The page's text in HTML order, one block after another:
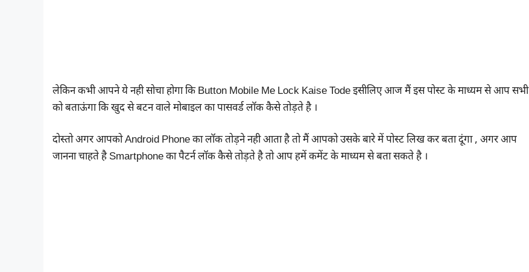
लेकिन कभी आपने ये नही सोचा होगा कि Button Mobile Me Lock Kaise Tode इसीलिए आज मैं इस पोस्ट के माध्यम से आप सभी
को बताऊंगा कि खुद से बटन वाले मोबाइल का पासवर्ड लॉक कैसे तोड़ते है ।
दोस्तो अगर आपको Android Phone का लॉक तोड़ने नही आता है तो मैं आपको उसके बारे में पोस्ट लिख कर बता दूंगा , अगर आप
जानना चाहते है Smartphone का पैटर्न लॉक कैसे तोड़ते है तो आप हमें कमेंट के माध्यम से बता सकते है ।